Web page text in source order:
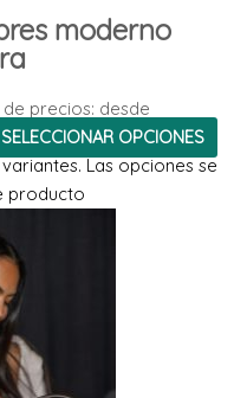
moderno
de precios: desde
SELECCIONAR OPCIONES
Las opciones se
producto